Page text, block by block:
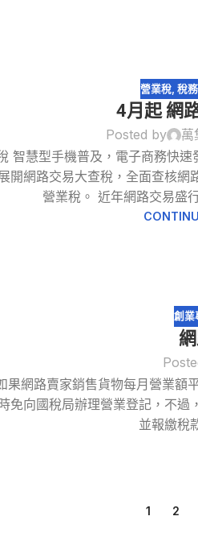
營業稅, 稅
4月起 網
Posted by
萬
智慧型手機普及，電子商務快
開網路交易大查稅，全面查核
營業稅。 近年網路交易盛
創業
果網路賣家銷售貨物每月營業額
時免向國稅局辦理營業登記，不
並報繳稅
1 2